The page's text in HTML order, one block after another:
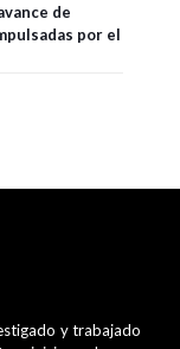
de
por el
y trabajado